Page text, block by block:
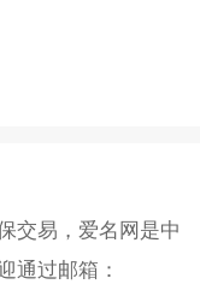
交易，爱名网是中
通过邮箱：